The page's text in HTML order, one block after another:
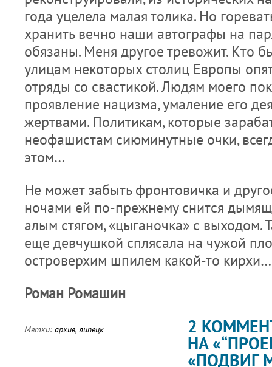
года уцелела малая толика. Но
хранить вечно наши автографы на
обязаны. Меня другое тревожит. Кто
улицам некоторых столиц Европы
отряды со свастикой. Людям моего
проявление нацизма, умаление его
жертвами. Политикам, которые
неофашистам сиюминутные очки,
этом…
Не может забыть фронтовичка и
ночами ей по-прежнему снится
алым стягом, «цыганочка» с выходом.
еще девчушкой сплясала на чужой
островерхим шпилем какой-то кирхи…
Роман Ромашин
Метки: архив,липецк 2
НА
«ПОДВИГ